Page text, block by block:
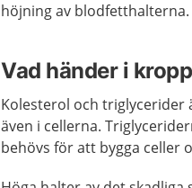
höjning av blodfetthalterna.
Vad händer i
Kolesterol och
även i cellerna.
behövs för att bygga celler